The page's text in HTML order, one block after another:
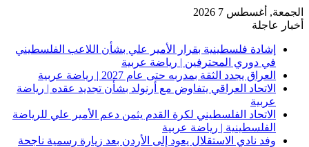
الجمعة, أغسطس 7 2026
أخبار عاجلة
إشادة فلسطينية بقرار الأمير علي بشأن اللاعب الفلسطيني
في دوري المحترفين | رياضة عربية
العراق يجدد الثقة بمدربه حتى عام 2027 | رياضة عربية
الاتحاد العراقي يتفاوض مع أرنولد بشأن تجديد عقده | رياضة
عربية
الاتحاد الفلسطيني لكرة القدم يثمن دعم الأمير علي للرياضة
الفلسطينية | رياضة عربية
وفد نادي الاستقلال يعود إلى الأردن بعد زيارة رسمية ناجحة